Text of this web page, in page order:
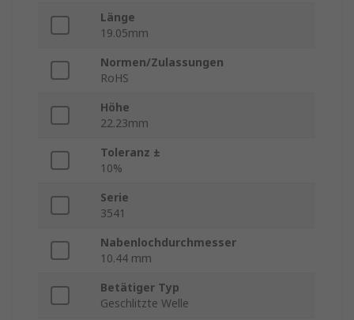
Länge
19.05mm
Normen/Zulassungen
RoHS
Höhe
22.23mm
Toleranz ±
10%
Serie
3541
Nabenlochdurchmesser
10.44 mm
Betätiger Typ
Geschlitzte Welle